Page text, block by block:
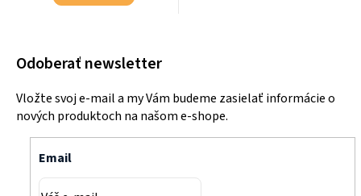
Odoberať newsletter
Vložte svoj e-mail a my Vám budeme zasielať informácie o
nových produktoch na našom e-shope.
Email